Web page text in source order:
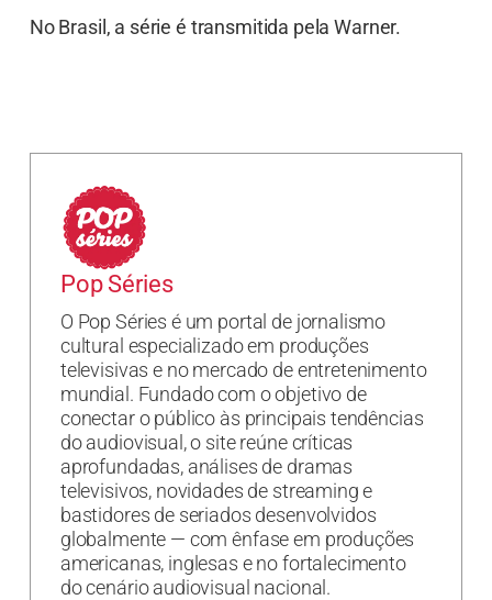
No Brasil, a série é transmitida pela Warner.
Pop Séries
O Pop Séries é um portal de jornalismo
cultural especializado em produções
televisivas e no mercado de entretenimento
mundial. Fundado com o objetivo de
conectar o público às principais tendências
do audiovisual, o site reúne críticas
aprofundadas, análises de dramas
televisivos, novidades de streaming e
bastidores de seriados desenvolvidos
globalmente — com ênfase em produções
americanas, inglesas e no fortalecimento
do cenário audiovisual nacional.